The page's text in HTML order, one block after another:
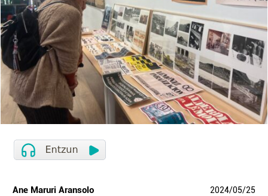
Ane Maruri Aransolo 2024/05/25